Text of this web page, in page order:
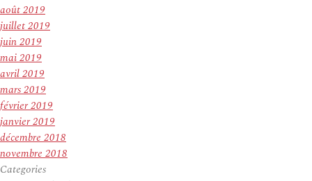
août 2019
juillet 2019
juin 2019
mai 2019
avril 2019
mars 2019
février 2019
janvier 2019
décembre 2018
novembre 2018
Categories